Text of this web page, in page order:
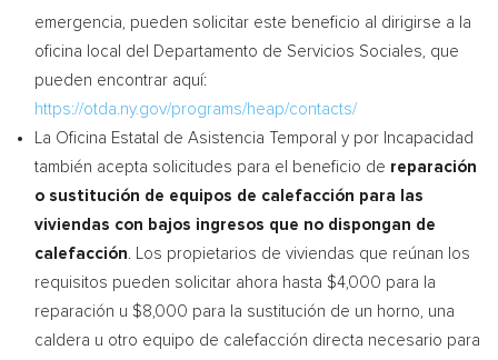
emergencia, pueden solicitar este beneficio al dirigirse a la
oficina local del Departamento de Servicios Sociales, que
pueden encontrar aquí:
https://otda.ny.gov/programs/heap/contacts/
La Oficina Estatal de Asistencia Temporal y por Incapacidad
también acepta solicitudes para el beneficio de reparación
o sustitución de equipos de calefacción para las
viviendas con bajos ingresos que no dispongan de
calefacción. Los propietarios de viviendas que reúnan los
requisitos pueden solicitar ahora hasta $4,000 para la
reparación u $8,000 para la sustitución de un horno, una
caldera u otro equipo de calefacción directa necesario para